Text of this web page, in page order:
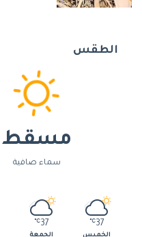
الطقس
مسقط
سماء صافية
37
℃
37
℃